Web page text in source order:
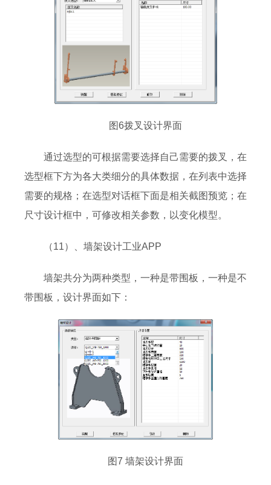
图6拨叉设计界面
通过选型的可根据需要选择自己需要的拨叉，在
选型框下方为各大类细分的具体数据，在列表中选择
需要的规格；在选型对话框下面是相关截图预览；在
尺寸设计框中，可修改相关参数，以变化模型。
（11）、墙架设计工业APP
墙架共分为两种类型，一种是带围板，一种是不
带围板，设计界面如下：
图7 墙架设计界面